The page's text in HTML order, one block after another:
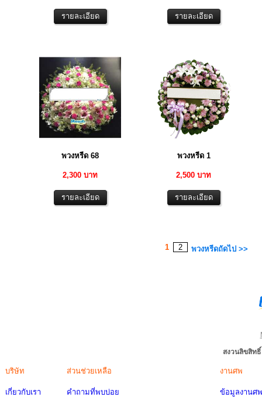
พวงหรีด 68
2,300 บาท
พวงหรีด 1
2,500 บาท
1 2 พวงหรีดถัดไป >>
สงวนลิขสิท
บริษัท
เกี่ยวกับเรา
ส่วนช่วยเหลือ
คำถามที่พบบ่อย
งานศพ
ข้อมูลงานศพ